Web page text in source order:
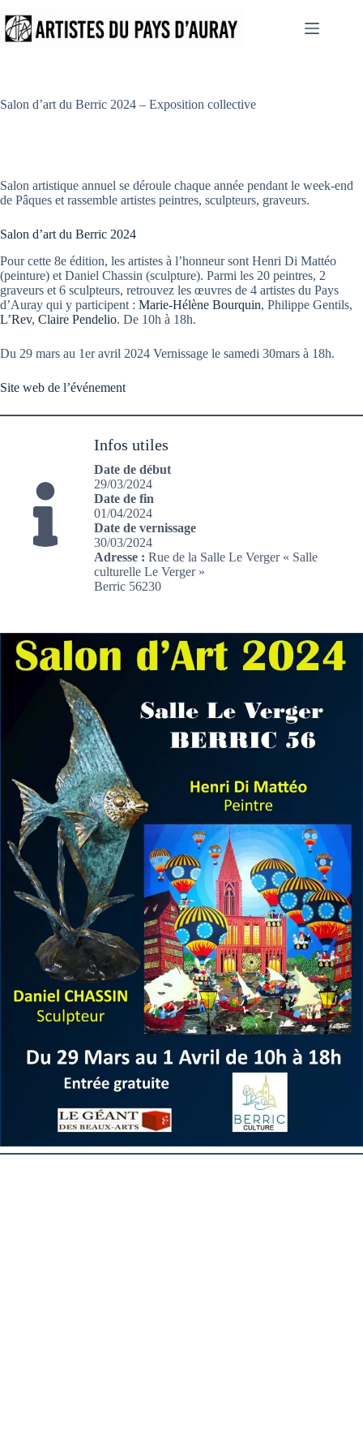
au
contenu
Salon d’art du Berric 2024 – Exposition collective
Salon artistique annuel se déroule chaque année pendant le week-end
de Pâques et rassemble artistes peintres, sculpteurs, graveurs.
Salon d’art du Berric 2024
Pour cette 8e édition, les artistes à l’honneur sont Henri Di Mattéo
(peinture) et Daniel Chassin (sculpture). Parmi les 20 peintres, 2
graveurs et 6 sculpteurs, retrouvez les œuvres de 4 artistes du Pays
d’Auray qui y participent : Marie-Hélène Bourquin, Philippe Gentils,
L’Rev, Claire Pendelio. De 10h à 18h.
Du 29 mars au 1er avril 2024 Vernissage le samedi 30mars à 18h.
Site web de l’événement
Infos utiles
Date de début
29/03/2024
Date de fin
01/04/2024
Date de vernissage
30/03/2024
Adresse : Rue de la Salle Le Verger « Salle
culturelle Le Verger »
Berric 56230